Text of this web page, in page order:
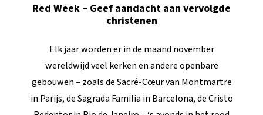
Red Week – Geef aandacht aan vervolgde
christenen
Elk jaar worden er in de maand november
wereldwijd veel kerken en andere openbare
gebouwen – zoals de Sacré-Cœur van Montmartre
in Parijs, de Sagrada Familia in Barcelona, de Cristo